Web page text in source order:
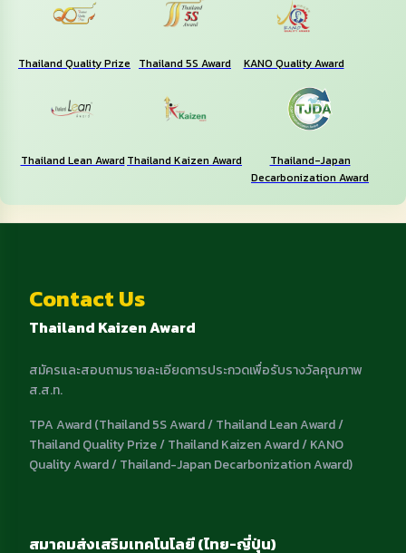
Thailand Quality Prize Thailand 5S Award KANO Quality Award
Thailand Lean Award Thailand Kaizen Award
Thailand-Japan
Decarbonization Award
Contact Us
Thailand Kaizen Award
สมัครและสอบถามรายละเอียดการประกวดเพื่อรับรางวัลคุณภาพ
ส.ส.ท.
TPA Award (Thailand 5S Award / Thailand Lean Award /
Thailand Quality Prize / Thailand Kaizen Award / KANO
Quality Award / Thailand-Japan Decarbonization Award)
สมาคมส่งเสริมเทคโนโลยี (ไทย-ญี่ปุ่น)